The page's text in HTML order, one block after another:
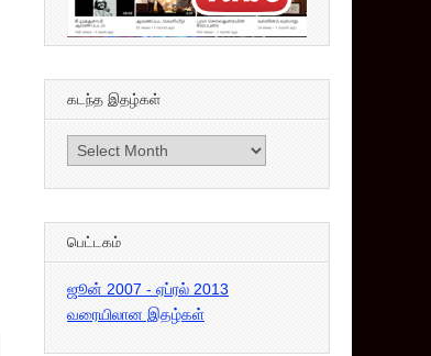
கடந்த இதழ்கள்
கடந்த
இதழ்கள்
பெட்டகம்
ஜூன் 2007 - ஏப்ரல் 2013
வரையிலான இதழ்கள்